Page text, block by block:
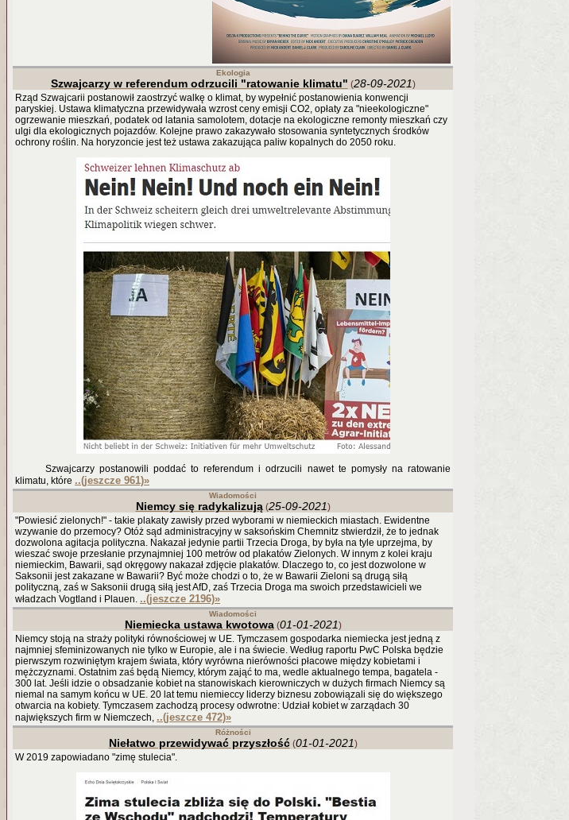
Ekologia
Szwajcarzy w referendum odrzucili "ratowanie klimatu" (28-09-2021)
Rząd Szwajcarii postanowił zaostrzyć walkę o klimat, by wypełnić postanowienia konwencji
paryskiej. Ustawa klimatyczna przewidywała wzrost ceny emisji CO2, opłaty za "nieekologiczne"
ogrzewanie mieszkań, podatek od latania samolotem, dotacje na ekologiczne remonty mieszkań czy
ulgi dla ekologicznych pojazdów. Kolejne prawo zakazywało stosowania syntetycznych środków
ochrony roślin. Na horyzoncie jest też ustawa zakazująca paliw kopalnych do 2050 roku.
Szwajcarzy postanowili poddać to referendum i odrzucili nawet te pomysły na ratowanie
klimatu, które ..(jeszcze 961)»
Wiadomości
Niemcy się radykalizują(25-09-2021)
"Powiesić zielonych!" - takie plakaty zawisły przed wyborami w niemieckich miastach. Ewidentne
wzywanie do przemocy? Otóż sąd administracyjny w saksońskim Chemnitz stwierdził, że to jednak
dozwolona agitacja polityczna. Nakazał jedynie partii Trzecia Droga, by była na tyle uprzejma, by
wieszać swoje przesłanie przynajmniej 100 metrów od plakatów Zielonych. W innym z kolei kraju
niemieckim, Bawarii, sąd okręgowy nakazał zdjęcie plakatów. Dlaczego to, co jest dozwolone w
Saksonii jest zakazane w Bawarii? Być może chodzi o to, że w Bawarii Zieloni są drugą siłą
polityczną, zaś w Saksonii drugą siłą jest AfD, zaś Trzecia Droga ma swoich przedstawicieli we
władzach Vogtland i Plauen. ..(jeszcze 2196)»
Wiadomości
Niemiecka ustawa kwotowa(01-01-2021)
Niemcy stoją na straży polityki równościowej w UE. Tymczasem gospodarka niemiecka jest jedną z
najmniej sfeminizowanych nie tylko w Europie, ale i na świecie. Według raportu PwC Polska będzie
pierwszym rozwiniętym krajem świata, który wyrówna nierówności płacowe między kobietami i
mężczyznami. Ostatnim zaś będą Niemcy, którym zająć to ma, wedle aktualnego tempa, bagatela -
300 lat. Jeśli idzie o obsadzanie kobiet na stanowiskach kierowniczych w dużych firmach Niemcy są
niemal na samym końcu w UE. 20 lat temu niemieccy liderzy biznesu zobowiązali się do większego
otwarcia na kobiety. Tymczasem zachodzą procesy odwrotne: Udział kobiet w zarządach 30
największych firm w Niemczech, ..(jeszcze 472)»
Różności
Niełatwo przewidywać przyszłość(01-01-2021)
W 2019 zapowiadano "zimę stulecia".